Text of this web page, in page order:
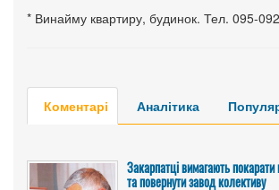
* Винайму квартиру, будинок. Тел. 095-
Коментарі Аналітика
Закарпатці вимагають покарати
та повернути завод колективу